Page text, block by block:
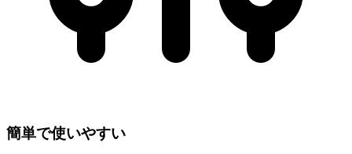
簡単で使いやすい